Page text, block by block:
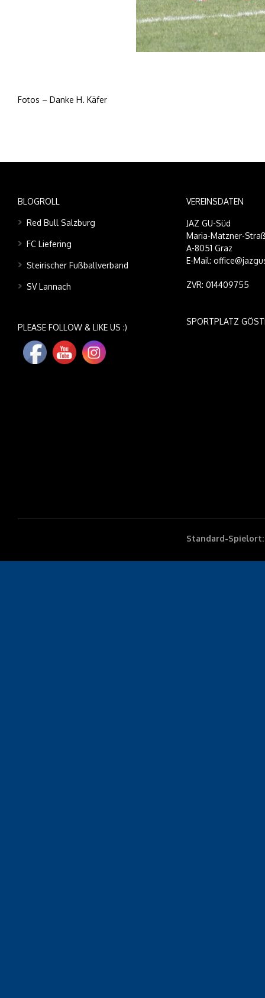
Fotos – Danke H. Käfer
BLOGROLL
Red Bull Salzburg
FC Liefering
Steirischer Fußballverband
SV Lannach
PLEASE FOLLOW & LIKE US :)
VEREINSDATEN
JAZ GU-Süd
Maria-Matzner-
A-8051 Graz
E-Mail:
ZVR: 014409755
SPORTPLATZ
Standard-Spielort: